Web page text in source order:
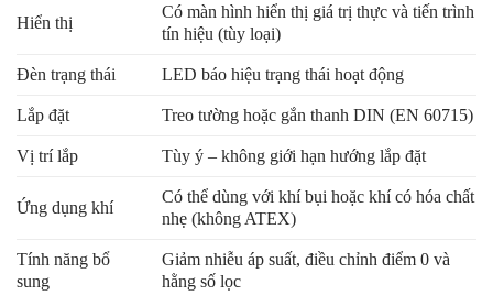
Hiển thị
Có màn hình hiển thị giá trị thực và tiến trình
tín hiệu (tùy loại)
Đèn trạng thái LED báo hiệu trạng thái hoạt động
Lắp đặt Treo tường hoặc gắn thanh DIN (EN 60715)
Vị trí lắp Tùy ý – không giới hạn hướng lắp đặt
Ứng dụng khí
Có thể dùng với khí bụi hoặc khí có hóa chất
nhẹ (không ATEX)
Tính năng bổ
sung
Giảm nhiễu áp suất, điều chỉnh điểm 0 và
hằng số lọc